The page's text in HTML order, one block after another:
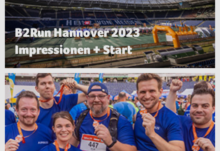
B2Run Hannover 2023
Impressionen + Start